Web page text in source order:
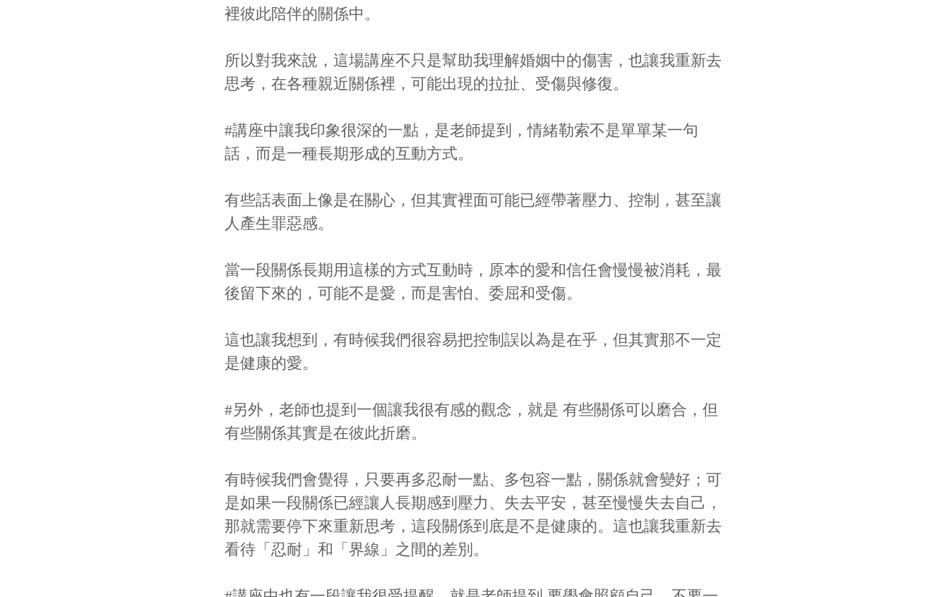
裡彼此陪伴的關係中。
所以對我來說，這場講座不只是幫助我理解婚姻中的傷害，也讓我重新去
思考，在各種親近關係裡，可能出現的拉扯、受傷與修復。
#講座中讓我印象很深的一點，是老師提到，情緒勒索不是單單某一句
話，而是一種長期形成的互動方式。
有些話表面上像是在關心，但其實裡面可能已經帶著壓力、控制，甚至讓
人產生罪惡感。
當一段關係長期用這樣的方式互動時，原本的愛和信任會慢慢被消耗，最
後留下來的，可能不是愛，而是害怕、委屈和受傷。
這也讓我想到，有時候我們很容易把控制誤以為是在乎，但其實那不一定
是健康的愛。
#另外，老師也提到一個讓我很有感的觀念，就是 有些關係可以磨合，但
有些關係其實是在彼此折磨。
有時候我們會覺得，只要再多忍耐一點、多包容一點，關係就會變好；可
是如果一段關係已經讓人長期感到壓力、失去平安，甚至慢慢失去自己，
那就需要停下來重新思考，這段關係到底是不是健康的。這也讓我重新去
看待「忍耐」和「界線」之間的差別。